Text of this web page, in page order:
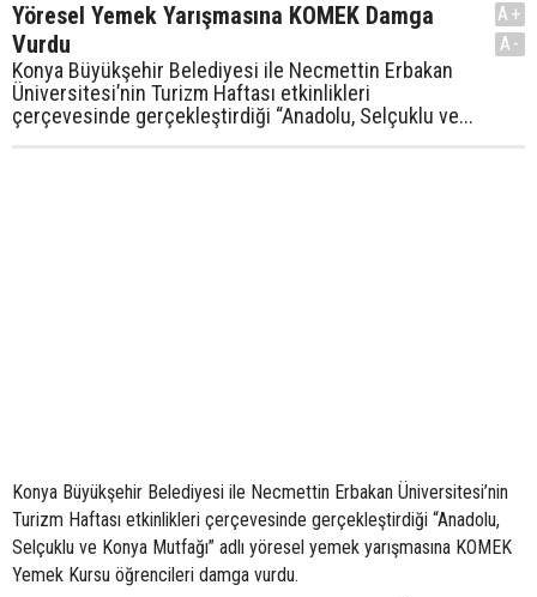
Yöresel Yemek Yarışmasına KOMEK Damga
Vurdu
Konya Büyükşehir Belediyesi ile Necmettin Erbakan
Üniversitesi’nin Turizm Haftası etkinlikleri
çerçevesinde gerçekleştirdiği “Anadolu, Selçuklu ve...
A+
A-
Konya Büyükşehir Belediyesi ile Necmettin Erbakan Üniversitesi’nin
Turizm Haftası etkinlikleri çerçevesinde gerçekleştirdiği “Anadolu,
Selçuklu ve Konya Mutfağı” adlı yöresel yemek yarışmasına KOMEK
Yemek Kursu öğrencileri damga vurdu.